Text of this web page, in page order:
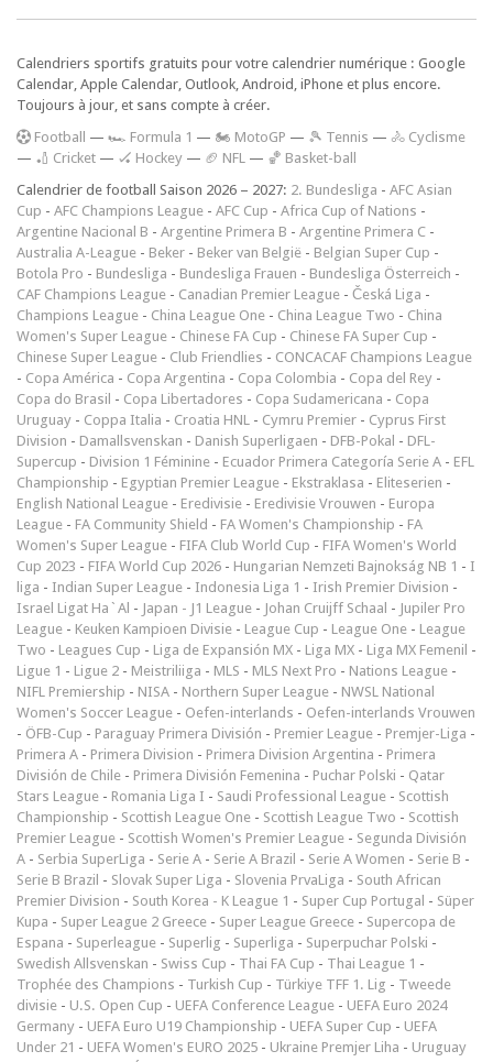
Calendriers sportifs gratuits pour votre calendrier numérique : Google
Calendar, Apple Calendar, Outlook, Android, iPhone et plus encore.
Toujours à jour, et sans compte à créer.
Football — 🏎️ Formula 1 — 🏍 MotoGP — 🎾 Tennis — 🚴 Cyclisme
— 🏏 Cricket — 🏑 Hockey — 🏈 NFL — 🏀 Basket-ball
Calendrier de football Saison 2026 – 2027: 2. Bundesliga - AFC Asian
Cup - AFC Champions League - AFC Cup - Africa Cup of Nations -
Argentine Nacional B - Argentine Primera B - Argentine Primera C -
Australia A-League - Beker - Beker van België - Belgian Super Cup -
Botola Pro - Bundesliga - Bundesliga Frauen - Bundesliga Österreich -
CAF Champions League - Canadian Premier League - Česká Liga -
Champions League - China League One - China League Two - China
Women's Super League - Chinese FA Cup - Chinese FA Super Cup -
Chinese Super League - Club Friendlies - CONCACAF Champions League
- Copa América - Copa Argentina - Copa Colombia - Copa del Rey -
Copa do Brasil - Copa Libertadores - Copa Sudamericana - Copa
Uruguay - Coppa Italia - Croatia HNL - Cymru Premier - Cyprus First
Division - Damallsvenskan - Danish Superligaen - DFB-Pokal - DFL-
Supercup - Division 1 Féminine - Ecuador Primera Categoría Serie A - EFL
Championship - Egyptian Premier League - Ekstraklasa - Eliteserien -
English National League - Eredivisie - Eredivisie Vrouwen - Europa
League - FA Community Shield - FA Women's Championship - FA
Women's Super League - FIFA Club World Cup - FIFA Women's World
Cup 2023 - FIFA World Cup 2026 - Hungarian Nemzeti Bajnokság NB 1 - I
liga - Indian Super League - Indonesia Liga 1 - Irish Premier Division -
Israel Ligat Ha`Al - Japan - J1 League - Johan Cruijff Schaal - Jupiler Pro
League - Keuken Kampioen Divisie - League Cup - League One - League
Two - Leagues Cup - Liga de Expansión MX - Liga MX - Liga MX Femenil -
Ligue 1 - Ligue 2 - Meistriliiga - MLS - MLS Next Pro - Nations League -
NIFL Premiership - NISA - Northern Super League - NWSL National
Women's Soccer League - Oefen-interlands - Oefen-interlands Vrouwen
- ÖFB-Cup - Paraguay Primera División - Premier League - Premjer-Liga -
Primera A - Primera Division - Primera Division Argentina - Primera
División de Chile - Primera División Femenina - Puchar Polski - Qatar
Stars League - Romania Liga I - Saudi Professional League - Scottish
Championship - Scottish League One - Scottish League Two - Scottish
Premier League - Scottish Women's Premier League - Segunda División
A - Serbia SuperLiga - Serie A - Serie A Brazil - Serie A Women - Serie B -
Serie B Brazil - Slovak Super Liga - Slovenia PrvaLiga - South African
Premier Division - South Korea - K League 1 - Super Cup Portugal - Süper
Kupa - Super League 2 Greece - Super League Greece - Supercopa de
Espana - Superleague - Superlig - Superliga - Superpuchar Polski -
Swedish Allsvenskan - Swiss Cup - Thai FA Cup - Thai League 1 -
Trophée des Champions - Turkish Cup - Türkiye TFF 1. Lig - Tweede
divisie - U.S. Open Cup - UEFA Conference League - UEFA Euro 2024
Germany - UEFA Euro U19 Championship - UEFA Super Cup - UEFA
Under 21 - UEFA Women's EURO 2025 - Ukraine Premjer Liha - Uruguay